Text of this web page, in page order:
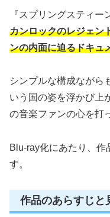
『スプリングスティー
カンロックのレジェン
ンの内面に迫るドキュ
シンプルな構成ながら
いう国の姿を浮かび上
の音楽ファンの心を打
Blu-ray化にあたり、作
す。
作品のあらすじと